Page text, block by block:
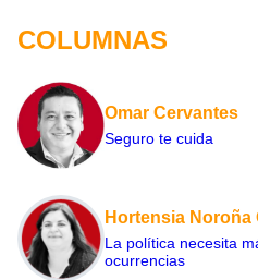
COLUMNAS
Omar Cervantes
Seguro te cuida
Hortensia Noroña
La política necesita
ocurrencias